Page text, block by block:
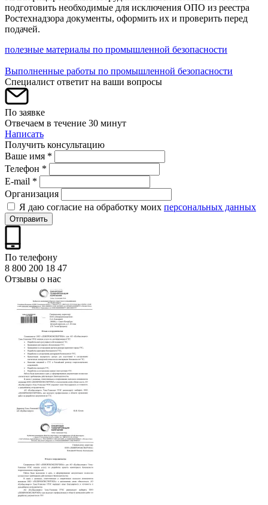
подготовить необходимые для исключения ОПО из реестра
Ростехнадзора документы, оформить их и проверить перед
подачей.
полезные материалы по промышленной безопасности
Выполненные работы по промышленной безопасности
Специалист ответит на ваши вопросы
По заявке
Отвечаем в течение 30 минут
Написать
Получить консультацию
Ваше имя *
Телефон *
E-mail *
Организация
Я даю согласие на обработку моих персональных данных
Отправить
По телефону
8 800 200 18 47
Отзывы о нас